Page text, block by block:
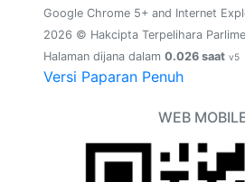
Google Chrome 5+ and Internet
2026 © Hakcipta Terpelihara
Halaman dijana dalam 0.026 saat v5
Versi Paparan Penuh
WEB